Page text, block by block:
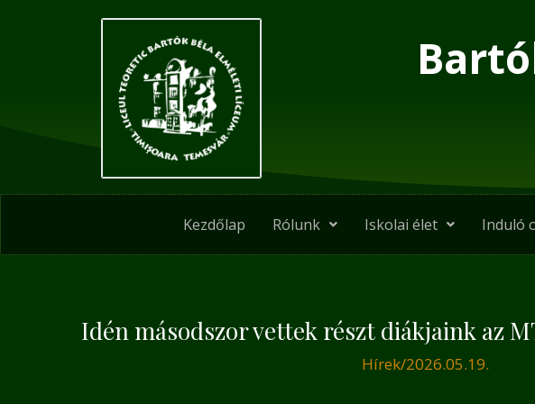
Kezdőlap Rólunk Iskolai élet Induló
Idén másodszor vettek részt diákjaink az
Hírek/2026.05.19.